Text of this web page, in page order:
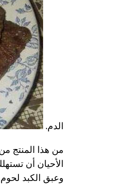
الدم.
من هذا المنتج
الأحيان أن
وعبق الكبد